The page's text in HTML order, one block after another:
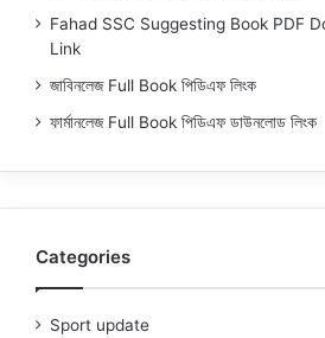
Fahad SSC Suggesting Book PDF
Link
জাবিনলেজ Full Book পিডিএফ লিংক
ফার্মানলেজ Full Book পিডিএফ ডাউনলোড লিংক
Categories
Sport update